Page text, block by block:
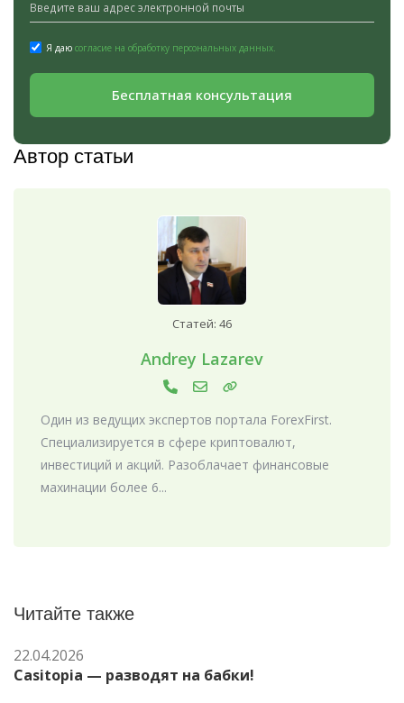
Я даю согласие на обработку персональных данных.
Бесплатная консультация
Автор статьи
Статей: 46
Andrey Lazarev
Один из ведущих экспертов портала ForexFirst.
Специализируется в сфере криптовалют,
инвестиций и акций. Разоблачает финансовые
махинации более 6...
Читайте также
22.04.2026
Casitopia — разводят на бабки!